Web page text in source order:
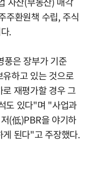
환원책 수립, 주식
.
은 장부가 기준
하고 있는 것으로
재평가할 경우 그
도 있다"며 "사업과
(低)PBR을 야기하
된다"고 주장했다.